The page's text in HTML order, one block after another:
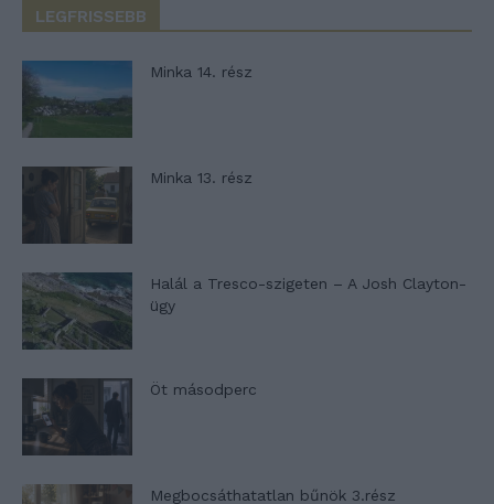
LEGFRISSEBB
Minka 14. rész
Minka 13. rész
Halál a Tresco-szigeten – A Josh Clayton-
ügy
Öt másodperc
Megbocsáthatatlan bűnök 3.rész